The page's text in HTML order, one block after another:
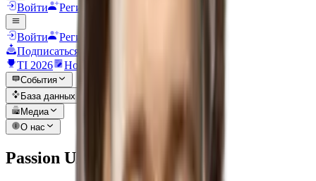
Войти Регистрация
Войти
Регистрация
Подписаться
TI 2026
Новости
События
База данных
Медиа
О нас
Passion UA